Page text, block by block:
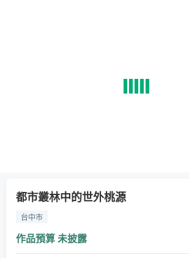
都市叢林中的世外桃源
台中市
作品預算 未披露